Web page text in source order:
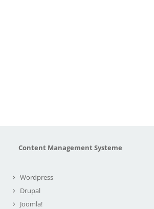
Content Management Systeme
Wordpress
Drupal
Joomla!